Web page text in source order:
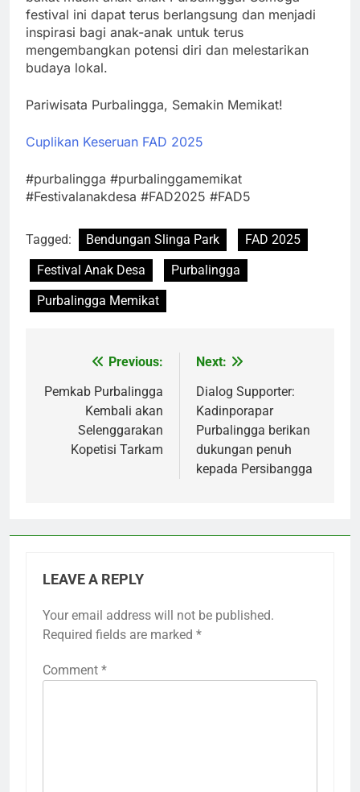
festival ini dapat terus berlangsung dan menjadi
inspirasi bagi anak-anak untuk terus
mengembangkan potensi diri dan melestarikan
budaya lokal.
Pariwisata Purbalingga, Semakin Memikat!
Cuplikan Keseruan FAD 2025
#purbalingga #purbalinggamemikat
#Festivalanakdesa #FAD2025 #FAD5
Tagged: Bendungan Slinga Park
FAD 2025
Festival Anak Desa
Purbalingga
Purbalingga Memikat
navigation
Previous:
Pemkab Purbalingga
Kembali akan
Selenggarakan
Kopetisi Tarkam
Next:
Dialog Supporter:
Kadinporapar
Purbalingga berikan
dukungan penuh
kepada Persibangga
LEAVE A REPLY
Your email address will not be published.
Required fields are marked *
Comment *